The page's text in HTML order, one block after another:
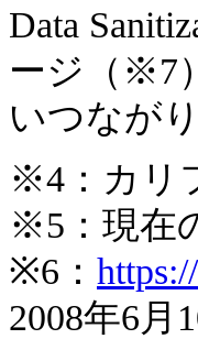
Data
ージ（※7
いつなが
※4：カリ
※5：現在
※6：
2008年6月